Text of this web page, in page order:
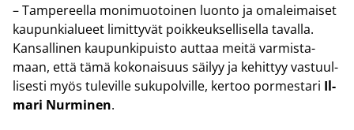
– Tam­pe­reel­la mo­ni­muo­toi­nen luon­to ja oma­lei­mai­set
kau­pun­kia­lu­eet li­mit­ty­vät poik­keuk­sel­li­sel­la ta­val­la.
Kan­sal­li­nen kau­pun­ki­puis­to aut­taa meitä var­mis­ta­
maan, että tämä ko­ko­nai­suus säi­lyy ja ke­hit­tyy vas­tuul­
li­ses­ti myös tu­le­vil­le su­ku­pol­vil­le, ker­too por­mes­ta­ri Il­
ma­ri Nur­mi­nen.